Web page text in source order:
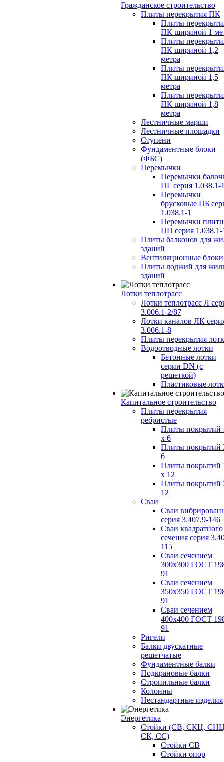
Гражданское строительство
Плиты перекрытия ПК
Плиты
ПК шириной 1
Плиты
ПК шириной 1,2
метра
Плиты
ПК шириной 1,5
метра
Плиты
ПК шириной 1,8
метра
Лестничные марши
Лестничные площадки
Ступени
Фундаментные блоки
(ФБС)
Перемычки
Перемычки
ПГ серия 1.038.1-
Перемычки
брусковые ПБ
1.038.1-1
Перемычки
ПП серия 1.038.1-
Плиты балконов для
зданий
Вентиляционные блоки
Плиты лоджий для
зданий
Лотки теплотрасс
Лотки теплотрасс Л
3.006.1-2/87
Лотки каналов ЛК
3.006.1-8
Плиты перекрытия
Водоотводные лотки
Бетонные лотки
серии DN (с
решеткой)
Пластиковые
Капитальное строительство
Плиты перекрытия
ребристые
Плиты покрытий
x 6
Плиты покрытий
6
Плиты покрытий
x 12
Плиты покрытий
12
Сваи
Сваи
серия 3.407.9-146
Сваи квадратного
сечения серия
115
Сваи сечением
300х300 ГОСТ
91
Сваи сечением
350х350 ГОСТ
91
Сваи сечением
400х400 ГОСТ
91
Ригели
Балки двускатные
решетчатые
Фундаментные балки
Подкрановые балки
Стропильные балки
Колонны
Нестандартные изделия
Энергетика
Стойки (СВ, СКЦ,
СК, СС)
Стойки СВ
Стойки опор